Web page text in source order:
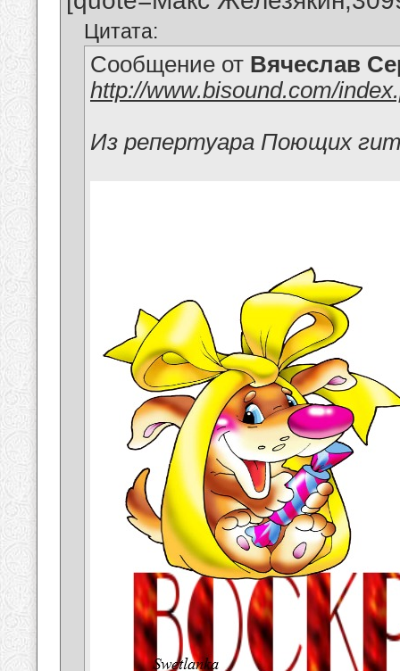
Цитата:
Сообщение от Вячеслав
http://www.bisound.com/
Из репертуара Поющих